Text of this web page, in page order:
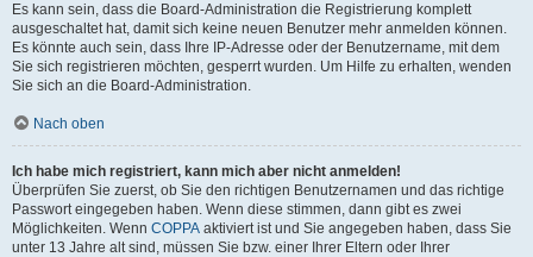
Es kann sein, dass die Board-Administration die Registrierung komplett
ausgeschaltet hat, damit sich keine neuen Benutzer mehr anmelden können.
Es könnte auch sein, dass Ihre IP-Adresse oder der Benutzername, mit dem
Sie sich registrieren möchten, gesperrt wurden. Um Hilfe zu erhalten, wenden
Sie sich an die Board-Administration.
Nach oben
Ich habe mich registriert, kann mich aber nicht anmelden!
Überprüfen Sie zuerst, ob Sie den richtigen Benutzernamen und das richtige
Passwort eingegeben haben. Wenn diese stimmen, dann gibt es zwei
Möglichkeiten. Wenn COPPA aktiviert ist und Sie angegeben haben, dass Sie
unter 13 Jahre alt sind, müssen Sie bzw. einer Ihrer Eltern oder Ihrer